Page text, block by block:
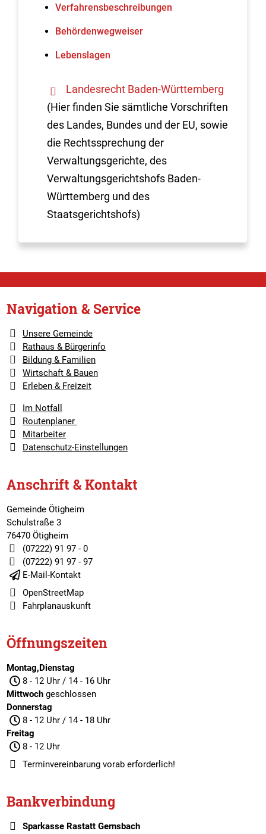
Verfahrens­beschreibungen
Behördenwegweiser
Lebenslagen
Landesrecht Baden-Württemberg
(Hier finden Sie sämtliche Vorschriften
des Landes, Bundes und der EU, sowie
die Rechtssprechung der
Verwaltungsgerichte, des
Verwaltungsgerichtshofs Baden-
Württemberg und des
Staatsgerichtshofs)
Navigation & Service
Unsere Gemeinde
Rathaus & Bürgerinfo
Bildung & Familien
Wirtschaft & Bauen
Erleben & Freizeit
Im Notfall
Routenplaner
Mitarbeiter
Datenschutz-Einstellungen
Anschrift & Kontakt
Gemeinde Ötigheim
Schulstraße 3
76470 Ötigheim
(07222) 91 97 - 0
(07222) 91 97 - 97
E-Mail-Kontakt
OpenStreetMap
Fahrplanauskunft
Öffnungszeiten
Montag,Dienstag
8 - 12 Uhr / 14 - 16 Uhr
Mittwochgeschlossen
Donnerstag
8 - 12 Uhr / 14 - 18 Uhr
Freitag
8 - 12 Uhr
Terminvereinbarungvorab erforderlich!
Bankverbindung
Sparkasse Rastatt Gernsbach